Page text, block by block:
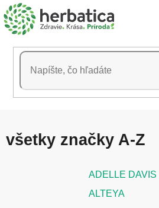
Prejsť
na
obsah
všetky značky A-Z
ADELLE DAVIS
ALTEYA